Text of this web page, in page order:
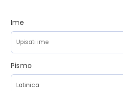
Ime
Pismo